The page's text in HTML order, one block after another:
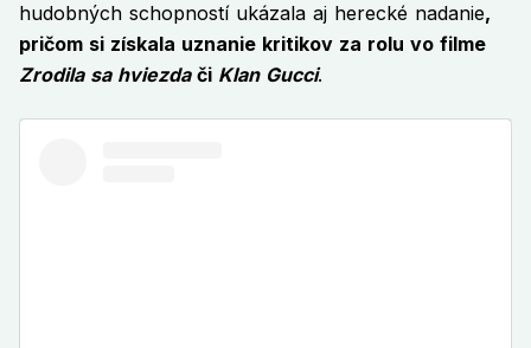
hudobných schopností ukázala aj herecké nadanie,
pričom si získala uznanie kritikov za rolu vo filme
Zrodila sa hviezdači Klan Gucci.